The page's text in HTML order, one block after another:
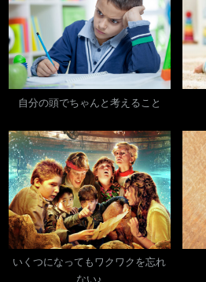
ゲ
ー
シ
ョ
ン
u
s
P
o
s
t
:
s
t
:
自分の頭でちゃんと考えること
いくつになってもワクワクを忘れ
ない♪